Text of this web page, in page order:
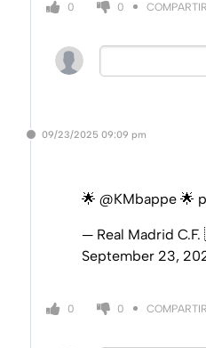
0 0 COMPARTIR
09/23/2025 09:09 pm
🌟 @KMbappe 🌟
— Real Madrid
September 23,
0 0 COMPARTIR